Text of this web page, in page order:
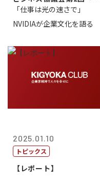
業から成功へ...
「仕事は光の速さで」
NVIDIAが企業文化を語る
2025.01.10
トピックス
【レポート】